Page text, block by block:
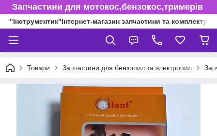
Запчастини для мотокос,бензокос,тримерів
"Інструментик"Інтернет-магазин запчастини та
Товари Запчастини для бензопил та электропил